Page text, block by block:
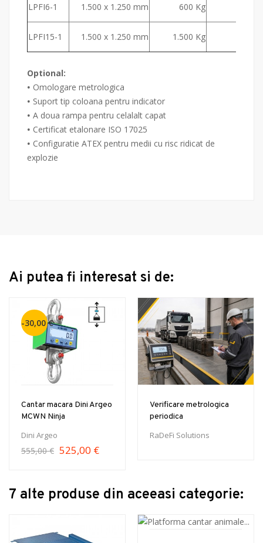
LPFI6-1 1.500 x 1.250 mm 600 Kg
LPFI15-1 1.500 x 1.250 mm 1.500 Kg
Optional:
• Omologare metrologica
• Suport tip coloana pentru indicator
• A doua rampa pentru celalalt capat
• Certificat etalonare ISO 17025
• Configuratie ATEX pentru medii cu risc ridicat de
explozie
Ai putea fi interesat si de:
-30,00 €
Cantar macara Dini Argeo
MCWN Ninja
Dini Argeo
555,00 € 525,00 €
Verificare metrologica
periodica
RaDeFi Solutions
7 alte produse din aceeasi categorie: